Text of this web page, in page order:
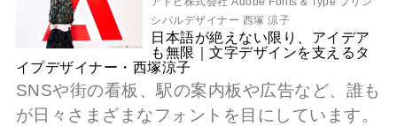
シパルデザイナー 西塚 涼子
日本語が絶えない限り、アイデア
も無限｜文字デザインを支えるタ
イプデザイナー・西塚涼子
SNSや街の看板、駅の案内板や広告など、誰も
が日々さまざまなフォントを目にしています。